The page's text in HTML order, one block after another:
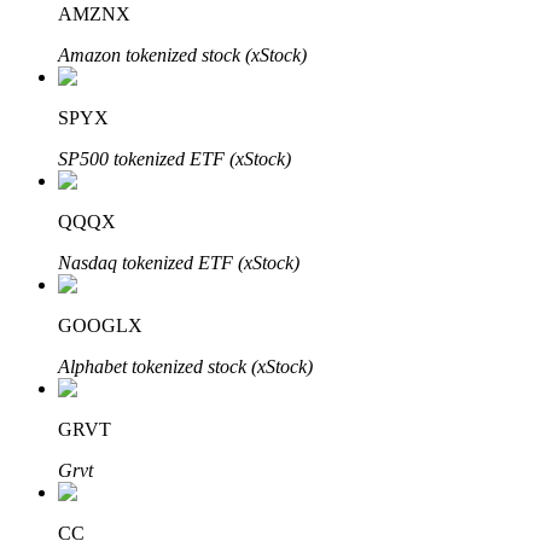
Bloqueios de BTR
Investimentos exclusivos para titulares de BTR
Empréstimos
AMZNX
Amazon tokenized stock (xStock)
SPYX
SP500 tokenized ETF (xStock)
QQQX
Nasdaq tokenized ETF (xStock)
GOOGLX
Alphabet tokenized stock (xStock)
GRVT
Grvt
CC